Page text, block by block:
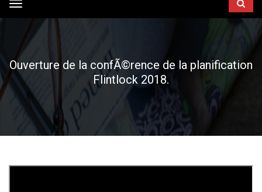
Toggle
navigation
Ouverture de la confÃ©rence de la planification
Flintlock 2018.